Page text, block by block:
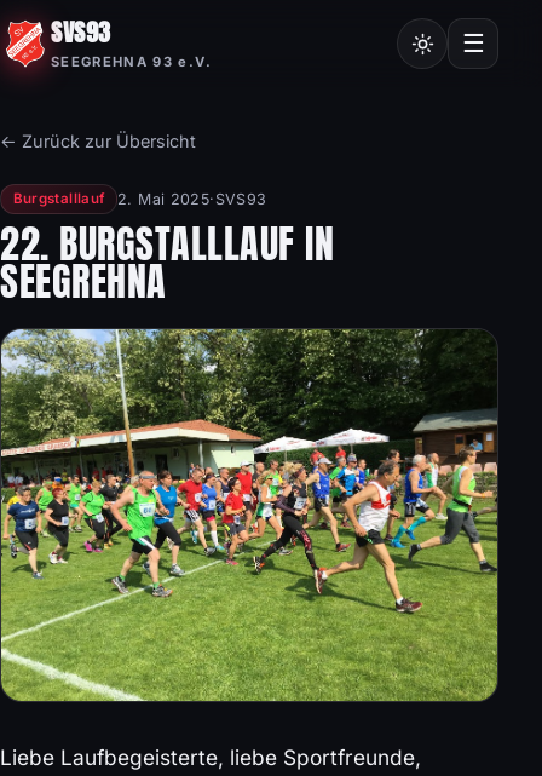
SVS93
SEEGREHNA 93 e.V.
Chroniken
Frauensport
Burgstalllauf
☰
← Zurück zur Übersicht
Burgstalllauf 2. Mai 2025· SVS93
22. BURGSTALLLAUF IN
SEEGREHNA
Liebe Laufbegeisterte, liebe Sportfreunde,